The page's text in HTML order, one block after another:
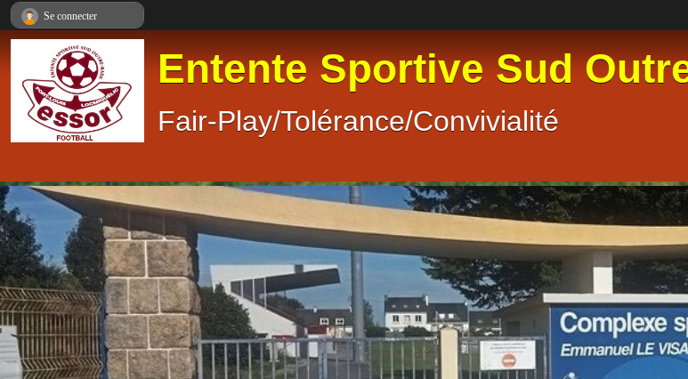
Entente Sportive Sud
Fair-Play/Tolérance/Convivialité
Se connecter
Panneau de gestion des cookies